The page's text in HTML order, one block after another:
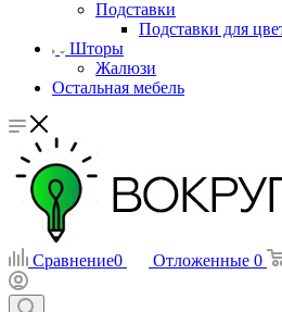
Подставки
Подставки для
Шторы
Жалюзи
Остальная мебель
Сравнение0 Отложенные 0